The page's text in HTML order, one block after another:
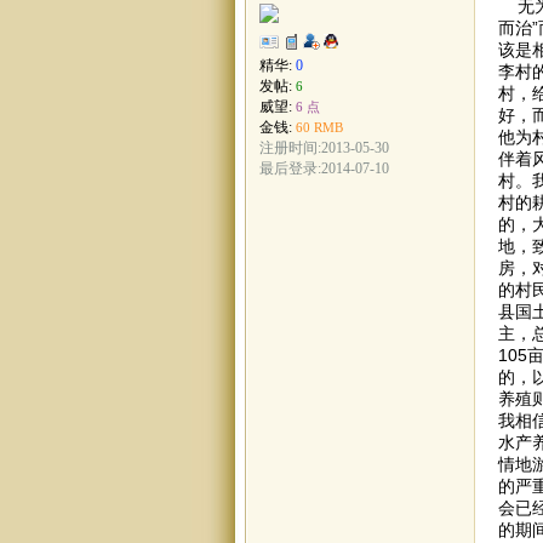
精华: 0
发帖: 6
威望: 6 点
金钱: 60 RMB
注册时间:2013-05-30
最后登录:2014-07-10
无
而治
该是
李村
村，
好，
他为
伴着
村。
村的
的，
地，
房，
的村
县国
主，
105
的，
养殖
我相
水产
情地
的严
会已
的期